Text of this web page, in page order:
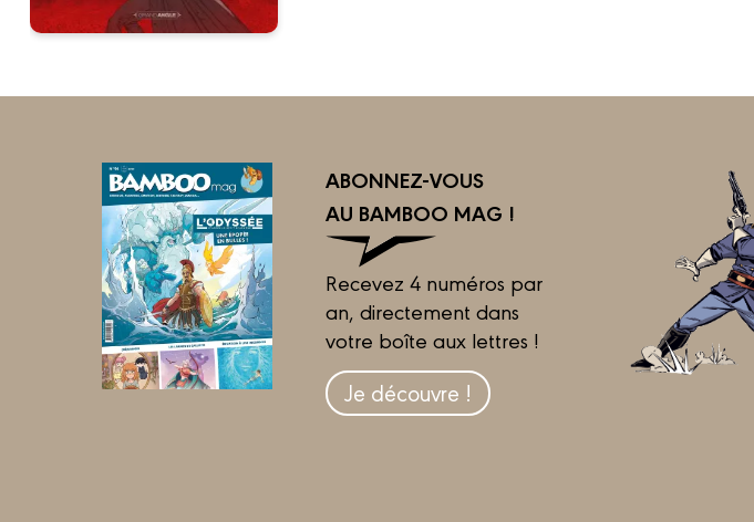
ABONNEZ-VOUS
AU BAMBOO MAG !
Recevez 4 numéros par
an, directement dans
votre boîte aux lettres !
Je découvre !